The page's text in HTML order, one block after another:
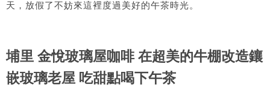
天，放假了不妨來這裡度過美好的午茶時光。
埔里 金悅玻璃屋咖啡 在超美的牛棚改造鑲
嵌玻璃老屋 吃甜點喝下午茶